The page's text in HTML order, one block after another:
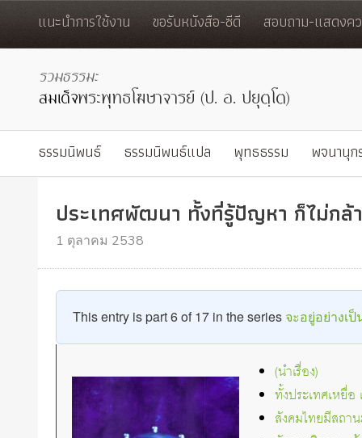
แนะนำการใช้งาน ขอรับหนังสือ-ซีดี สอบถาม-แสดงค
ธรรมนิพนธ์ ธรรมนิพนธ์แปล พุทธธรรม พจนานุ
ประเทศพัฒนา ทั้งที่รู้ปัญหา ก็ไม่กล้
1 ตุลาคม 2538
This entry is part 6 of 17 in the series จะอยู่อย่างเ
(นำเรื่อง)
ทั้งประเทศเหยื่
สังคมไทยมีสถา